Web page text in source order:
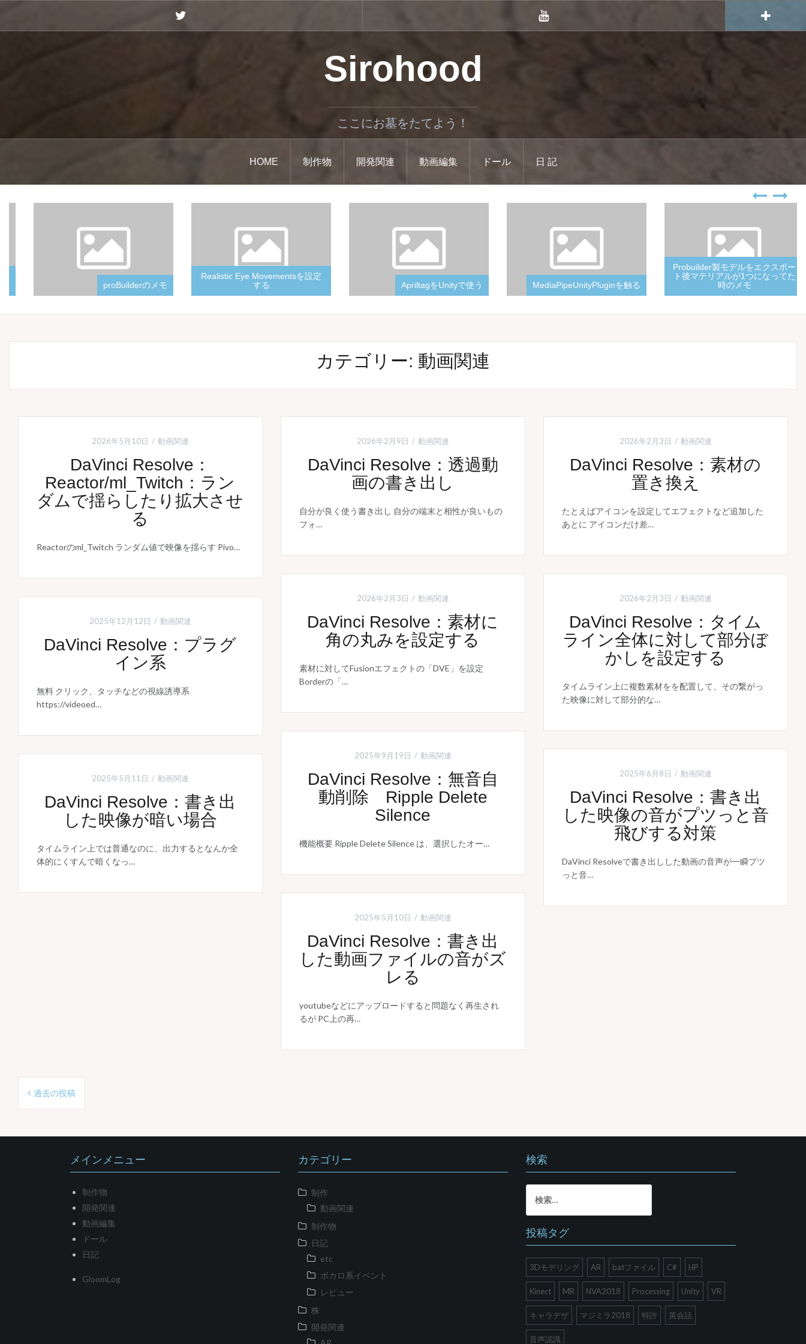
テ
YouTube
Sirohood
ここにお墓をたてよう！
HOME 制作物 開発関連 動画編集 ドール 日 記
proBuilderのメモ
Realistic Eye Movementsを設定
する
ApriltagをUnityで使う MediaPipeUnityPluginを触る
Probuilder製モデルをエクスポー
ト後マテリアルが1つになってた
時のメモ
カテゴリー: 動画関連
2026年5月10日 動画関連
DaVinci Resolve：
Reactor/ml_Twitch：ラン
ダムで揺らしたり拡大させ
る
Reactorのml_Twitch ランダム値で映像を揺らす Pivo…
2026年2月9日 動画関連
DaVinci Resolve：透過動
画の書き出し
自分が良く使う書き出し 自分の端末と相性が良いもの
フォ…
2026年2月3日 動画関連
DaVinci Resolve：素材の
置き換え
たとえばアイコンを設定してエフェクトなど追加した
あとに アイコンだけ差…
2026年2月3日 動画関連
DaVinci Resolve：素材に
角の丸みを設定する
素材に対してFusionエフェクトの「DVE」を設定
Borderの「…
2026年2月3日 動画関連
DaVinci Resolve：タイム
ライン全体に対して部分ぼ
かしを設定する
タイムライン上に複数素材をを配置して、その繋がっ
た映像に対して部分的な…
2025年12月12日 動画関連
DaVinci Resolve：プラグ
イン系
無料 クリック、タッチなどの視線誘導系
https://videoed…
2025年9月19日 動画関連
DaVinci Resolve：無音自
動削除 Ripple Delete
Silence
機能概要 Ripple Delete Silence は、選択したオー…
2025年6月8日 動画関連
DaVinci Resolve：書き出
した映像の音がプツっと音
飛びする対策
DaVinci Resolveで書き出しした動画の音声が一瞬プツ
っと音…
2025年5月11日 動画関連
DaVinci Resolve：書き出
した映像が暗い場合
タイムライン上では普通なのに、出力するとなんか全
体的にくすんで暗くなっ…
2025年5月10日 動画関連
DaVinci Resolve：書き出
した動画ファイルの音がズ
レる
youtubeなどにアップロードすると問題なく再生され
るが PC上の再…
投過去の投稿
メインメニュー
制作物
開発関連
動画編集
ドール
日記
GloomLog
カテゴリー
制作
動画関連
制作物
日記
etc
ボカロ系イベント
レビュー
株
開発関連
検索
索:
投稿タグ
3Dモデリング AR batファイル C# HP
Kinect MR NVA2018 Processing Unity VR
キャラデザ マジミラ2018 特許 英会話
音声認識